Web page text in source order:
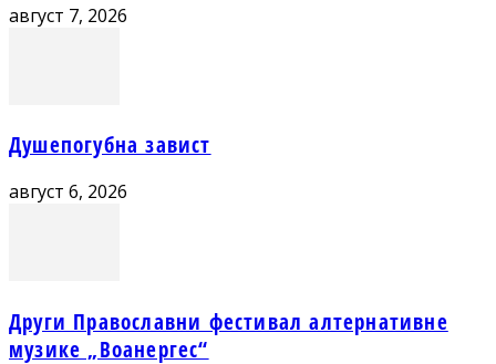
август 7, 2026
Душепогубна завист
август 6, 2026
Други Православни фестивал алтернативне
музике „Воанергес“